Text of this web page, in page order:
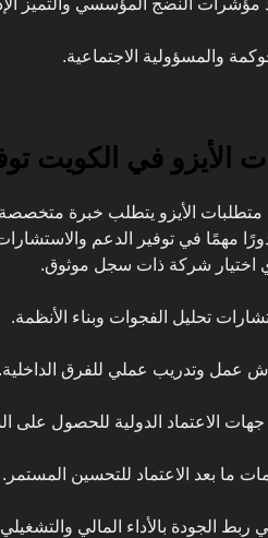
مؤشرات النضج المؤسسي والتميز
والمسؤولية الاجتماعية.
الأيزو في الكويت
متطلبات الأيزو يتطلب خبرة
مهمًا في توفير الدعم
اختيار شركة ذات سجل موثوق.
تحليل الفجوات وبناء الأنظمة.
عمل وتدريب عملي للفرق الداخلية.
الاعتماد الدولية للحصول على
ما بعد الاعتماد للتحسين المستمر.
ربط الجودة بالأداء المالي